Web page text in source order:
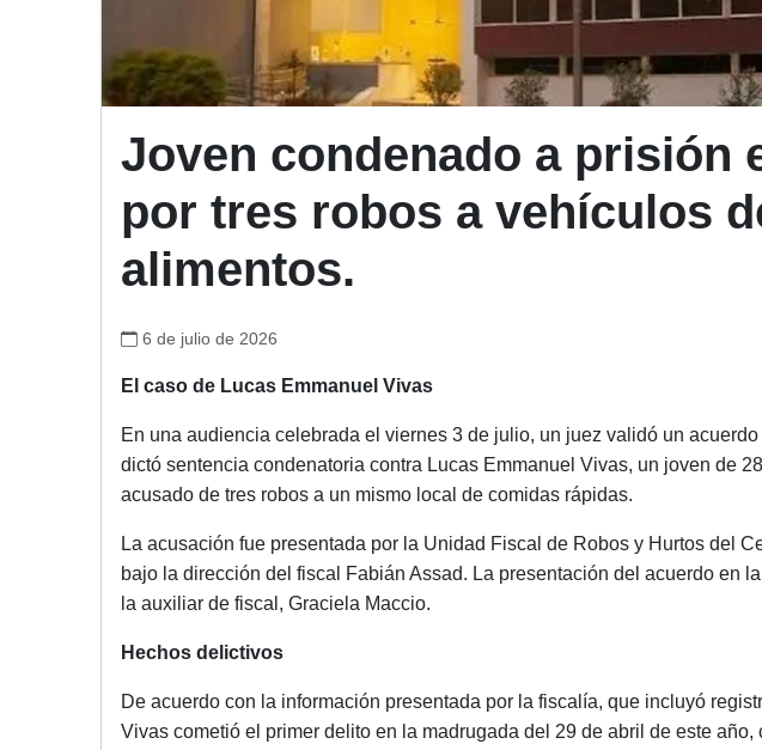
Joven condenado a prisión
por tres robos a vehículos
alimentos.
6 de julio de 2026
El caso de Lucas Emmanuel Vivas
En una audiencia celebrada el viernes 3 de julio, un juez validó un
dictó sentencia condenatoria contra Lucas Emmanuel Vivas, un joven de
acusado de tres robos a un mismo local de comidas rápidas.
La acusación fue presentada por la Unidad Fiscal de Robos y Hurtos del
bajo la dirección del fiscal Fabián Assad. La presentación del acuerdo en
la auxiliar de fiscal, Graciela Maccio.
Hechos delictivos
De acuerdo con la información presentada por la fiscalía, que incluyó
Vivas cometió el primer delito en la madrugada del 29 de abril de este año,